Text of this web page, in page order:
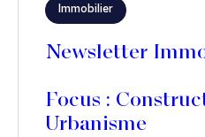
Immobilier
Newsletter
Focus :
Urbanisme